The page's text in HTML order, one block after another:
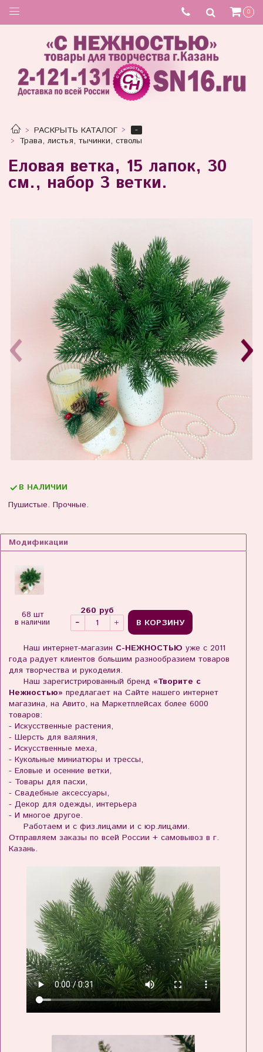
0
РАСКРЫТЬ КАТАЛОГ
-
Трава, листья, тычинки, стволы
Еловая ветка, 15 лапок, 30
см., набор 3 ветки.
Пушистые. Прочные.
В НАЛИЧИИ
Модификации
68 шт
в наличии
260 руб
В КОРЗИНУ
Наш интернет-магазин С-НЕЖНОСТЬЮ уже с 2011
года радует клиентов большим разнообразием товаров
для творчества и рукоделия.
Наш зарегистрированный бренд «Творите с
Нежностью» предлагает на Сайте нашего интернет
магазина, на Авито, на Маркетплейсах более 6000
товаров:
- Искусственные растения,
- Шерсть для валяния,
- Искусственные меха,
- Кукольные миниатюры и трессы,
- Еловые и осенние ветки,
- Товары для пасхи,
- Свадебные аксессуары,
- Декор для одежды, интерьера
- И многое другое.
Работаем и с физ.лицами и с юр.лицами.
Отправляем заказы по всей России + самовывоз в г.
Казань.